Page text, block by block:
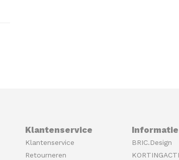
Klantenservice
Klantenservice
Retourneren
Informatie
BRIC.Design